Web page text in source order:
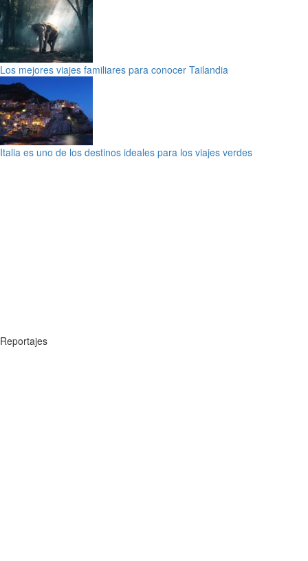
Los mejores viajes familiares para conocer Tailandia
Italia es uno de los destinos ideales para los viajes verdes
Reportajes